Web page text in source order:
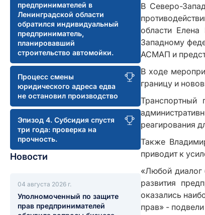
предпринимателей в
Ленинградской области
обратился индивидуальный
предприниматель,
планировавший
строительство автомойки.
Процесс смены
юридического адреса едва
не остановил производство
Эпизод 4. Субсидия спустя
три года: проверка на
прочность.
Новости
04 августа 2026 г.
Уполномоченный по защите
прав предпринимателей
В Северо-
области
Западному
АСМАП и
В ходе
границу и
Транспортный
реагирования
Также
приводит к
«Любой диалог
развития
оказались
прав» -